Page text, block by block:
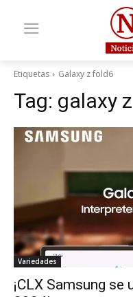
Etiquetas Galaxy z fold6
Tag: galaxy
Variedades
¡CLX Samsung se